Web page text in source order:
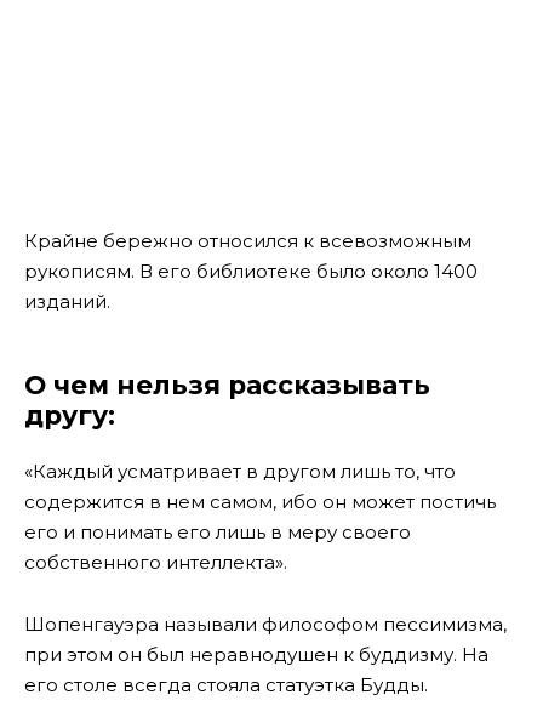
Крайне бережно относился к всевозможным
рукописям. В его библиотеке было около 1400
изданий.
О чем нельзя рассказывать
другу:
«Каждый усматривает в другом лишь то, что
содержится в нем самом, ибо он может постичь
его и понимать его лишь в меру своего
собственного интеллекта».
Шопенгауэра называли философом пессимизма,
при этом он был неравнодушен к буддизму. На
его столе всегда стояла статуэтка Будды.